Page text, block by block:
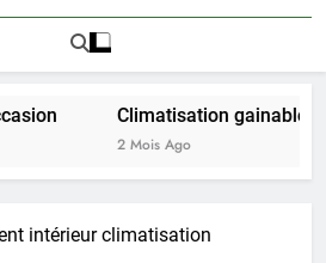
Climatisation gainable
2 Mois Ago
intérieur climatisation